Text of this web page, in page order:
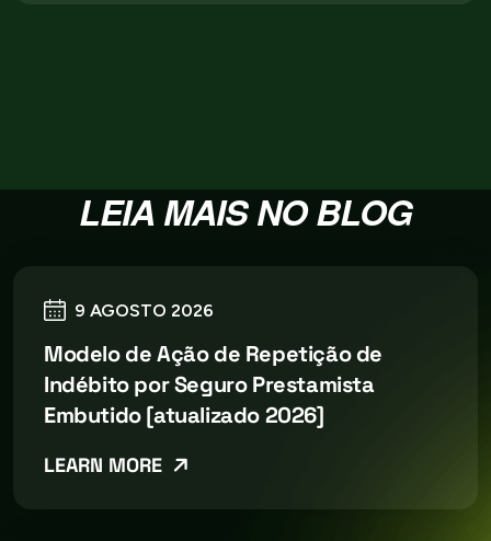
LEIA MAIS NO BLOG
9 AGOSTO 2026
Modelo de Ação de Repetição de
Indébito por Seguro Prestamista
Embutido [atualizado 2026]
LEARN MORE